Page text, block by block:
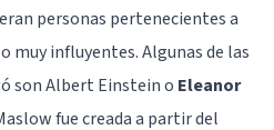
personas pertenecientes a
muy influyentes. Algunas de las
sonAlbert Einsteino Eleanor
fue creada a partir del